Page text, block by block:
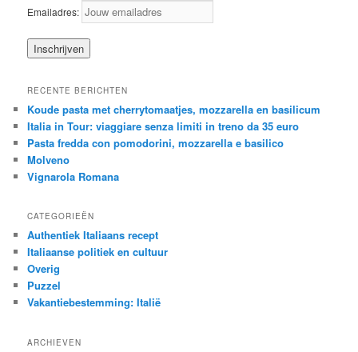
Emailadres:
RECENTE BERICHTEN
Koude pasta met cherrytomaatjes, mozzarella en basilicum
Italia in Tour: viaggiare senza limiti in treno da 35 euro
Pasta fredda con pomodorini, mozzarella e basilico
Molveno
Vignarola Romana
CATEGORIEËN
Authentiek Italiaans recept
Italiaanse politiek en cultuur
Overig
Puzzel
Vakantiebestemming: Italië
ARCHIEVEN